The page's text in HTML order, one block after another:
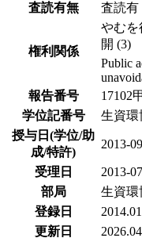
査読有無
査読有
権利関係
やむを
開 (3)
Public
報告番号
17102
学位記番号
生資環
授与日(学位/助
成/特許)
2013-
受理日
2013-
部局
生資環
登録日
更新日